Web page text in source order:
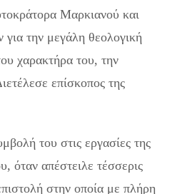
Μαρκιανού και
για την μεγάλη θεολογική
χαρακτήρα του, την
επίσκοπος της
του στις εργασίες της
όταν απέστειλε τέσσερις
στην οποία με πλήρη